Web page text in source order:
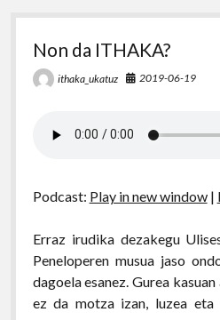
Non da ITHAKA?
ithaka_ukatuz 2019-06-19
Podcast: Play in new window|
Erraz irudika dezakegu
Peneloperen musua jaso
dagoela esanez. Gurea
ez da motza izan, luzea eta